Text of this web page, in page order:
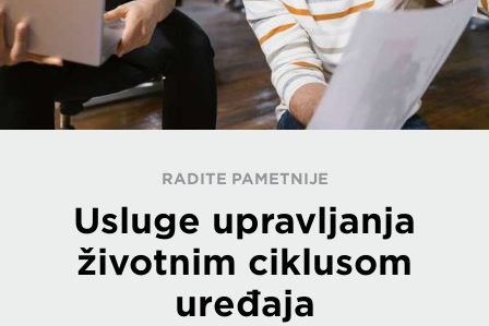
RADITE PAMETNIJE
Usluge upravljanja
životnim ciklusom
uređaja